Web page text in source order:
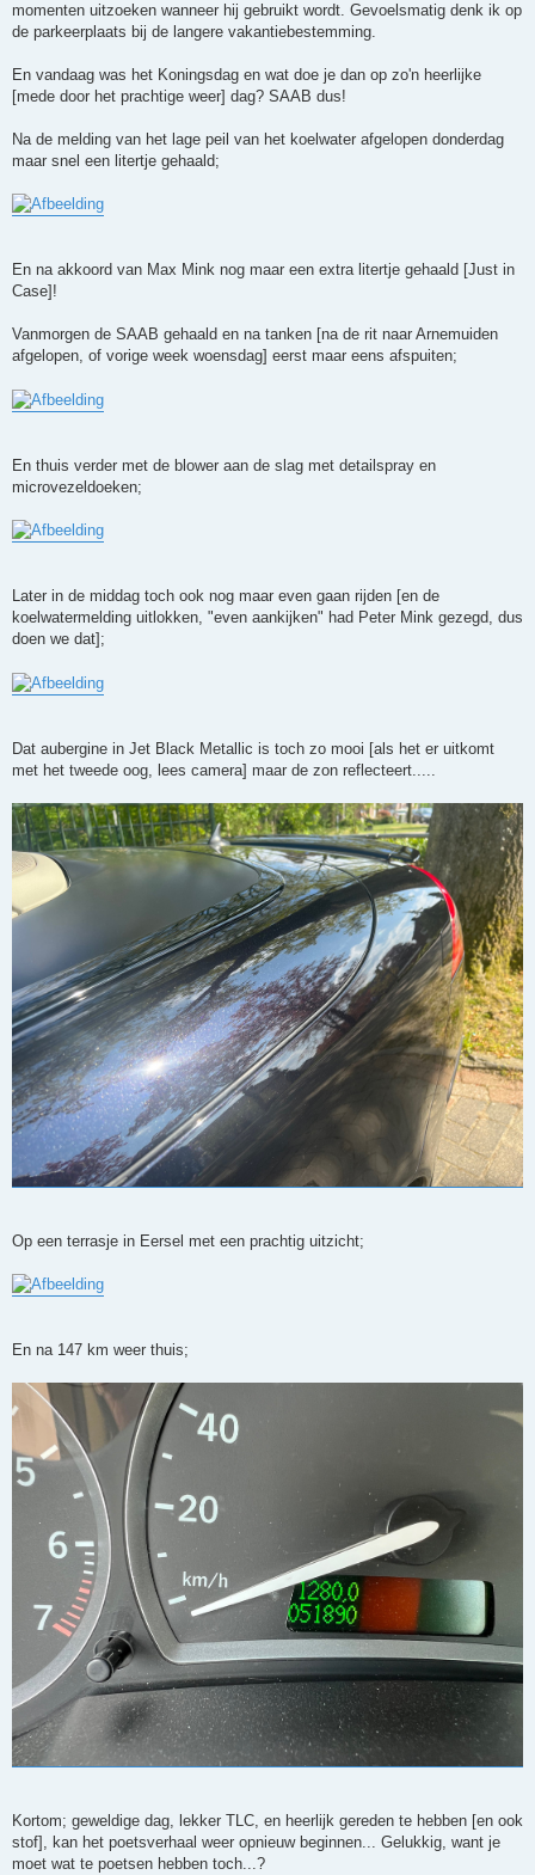
momenten uitzoeken wanneer hij gebruikt wordt. Gevoelsmatig denk ik op
de parkeerplaats bij de langere vakantiebestemming.
En vandaag was het Koningsdag en wat doe je dan op zo'n heerlijke
[mede door het prachtige weer] dag? SAAB dus!
Na de melding van het lage peil van het koelwater afgelopen donderdag
maar snel een litertje gehaald;
En na akkoord van Max Mink nog maar een extra litertje gehaald [Just in
Case]!
Vanmorgen de SAAB gehaald en na tanken [na de rit naar Arnemuiden
afgelopen, of vorige week woensdag] eerst maar eens afspuiten;
En thuis verder met de blower aan de slag met detailspray en
microvezeldoeken;
Later in de middag toch ook nog maar even gaan rijden [en de
koelwatermelding uitlokken, "even aankijken" had Peter Mink gezegd, dus
doen we dat];
Dat aubergine in Jet Black Metallic is toch zo mooi [als het er uitkomt
met het tweede oog, lees camera] maar de zon reflecteert.....
Op een terrasje in Eersel met een prachtig uitzicht;
En na 147 km weer thuis;
Kortom; geweldige dag, lekker TLC, en heerlijk gereden te hebben [en ook
stof], kan het poetsverhaal weer opnieuw beginnen... Gelukkig, want je
moet wat te poetsen hebben toch...?